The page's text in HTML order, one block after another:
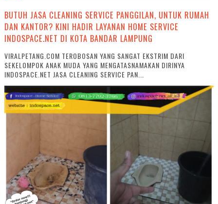
BUTUH JASA CLEANING SERVICE PANGGILAN, UNTUK RUMAH
DAN KANTOR? KINI HADIR LAYANAN HOME SERVICE
INDOSPACE.NET DI KOTA BANDAR LAMPUNG
VIRALPETANG.COM TEROBOSAN YANG SANGAT EKSTRIM DARI
SEKELOMPOK ANAK MUDA YANG MENGATASNAMAKAN DIRINYA
INDOSPACE.NET JASA CLEANING SERVICE PAN...